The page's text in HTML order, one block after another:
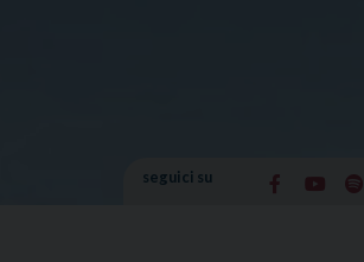
seguici su